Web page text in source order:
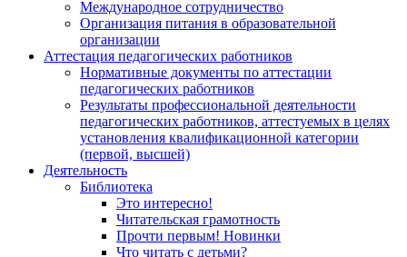
Международное сотрудничество
Организация питания в образовательной
организации
Аттестация педагогических работников
Нормативные документы по аттестации
педагогических работников
Результаты профессиональной деятельности
педагогических работников, аттестуемых в целях
установления квалификационной категории
(первой, высшей)
Деятельность
Библиотека
Это интересно!
Читательская грамотность
Прочти первым! Новинки
Что читать с детьми?